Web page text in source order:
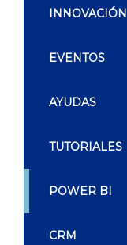
INNOVACIÓN
EVENTOS
AYUDAS
TUTORIALES
POWER BI
CRM